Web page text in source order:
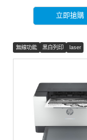
立即搶購
無線功能 黑白列印 laser